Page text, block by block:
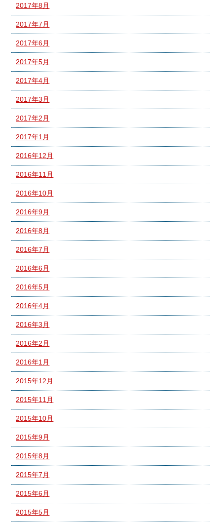
2017年8月
2017年7月
2017年6月
2017年5月
2017年4月
2017年3月
2017年2月
2017年1月
2016年12月
2016年11月
2016年10月
2016年9月
2016年8月
2016年7月
2016年6月
2016年5月
2016年4月
2016年3月
2016年2月
2016年1月
2015年12月
2015年11月
2015年10月
2015年9月
2015年8月
2015年7月
2015年6月
2015年5月